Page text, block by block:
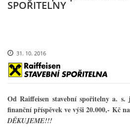
KDY, KDE A CO HRAJEME
HRY OD ROKU 1973
SPOŘITELNY
31. 10. 2016
Od Raiffeisen stavební spořitelny a.
finanční příspěvek ve výši 20.000,- Kč
DĚKUJEME!!!